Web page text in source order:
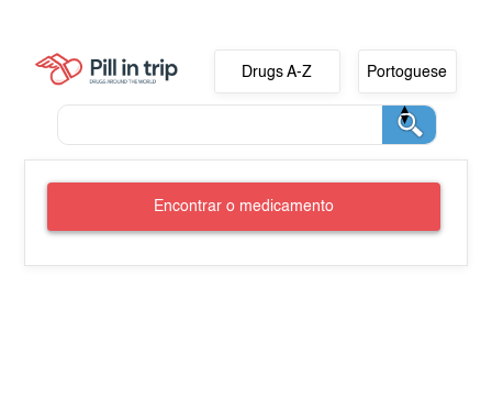
Drugs A-Z Portoguese
Encontrar o medicamento